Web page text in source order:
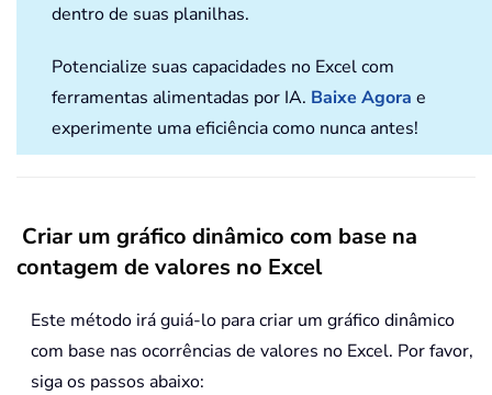
dentro de suas planilhas.
Potencialize suas capacidades no Excel com
ferramentas alimentadas por IA. Baixe Agora e
experimente uma eficiência como nunca antes!
Criar um gráfico dinâmico com base na
contagem de valores no Excel
Este método irá guiá-lo para criar um gráfico dinâmico
com base nas ocorrências de valores no Excel. Por favor,
siga os passos abaixo: